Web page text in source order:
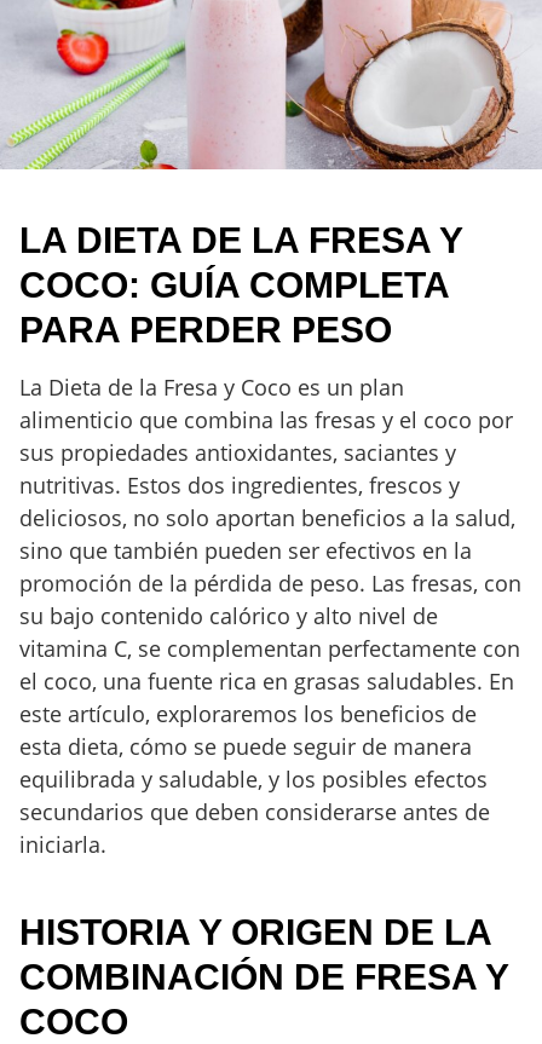
LA DIETA DE LA FRESA Y
COCO: GUÍA COMPLETA
PARA PERDER PESO
La Dieta de la Fresa y Coco es un plan
alimenticio que combina las fresas y el coco por
sus propiedades antioxidantes, saciantes y
nutritivas. Estos dos ingredientes, frescos y
deliciosos, no solo aportan beneficios a la salud,
sino que también pueden ser efectivos en la
promoción de la pérdida de peso. Las fresas, con
su bajo contenido calórico y alto nivel de
vitamina C, se complementan perfectamente con
el coco, una fuente rica en grasas saludables. En
este artículo, exploraremos los beneficios de
esta dieta, cómo se puede seguir de manera
equilibrada y saludable, y los posibles efectos
secundarios que deben considerarse antes de
iniciarla.
HISTORIA Y ORIGEN DE LA
COMBINACIÓN DE FRESA Y
COCO